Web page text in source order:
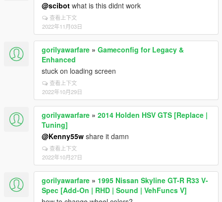
@scibot what is this didnt work
查看上下文
2022年11月03日
gorilyawarfare » Gameconfig for Legacy &
Enhanced
stuck on loading screen
查看上下文
2022年10月29日
gorilyawarfare » 2014 Holden HSV GTS [Replace |
Tuning]
@Kenny55w share it damn
查看上下文
2022年10月27日
gorilyawarfare » 1995 Nissan Skyline GT-R R33 V-
Spec [Add-On | RHD | Sound | VehFuncs V]